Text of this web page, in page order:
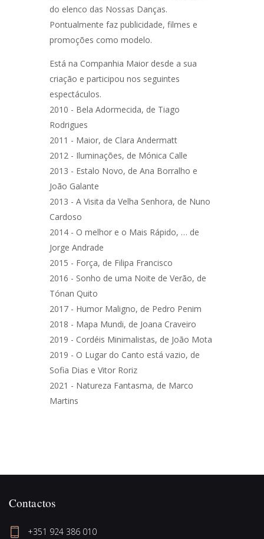
do elenco das Nossas Danças. ​
Pontualmente faz publicidade, film​e​s e
promoções como modelo.
​Está na Companhia Maior desde a sua
criação e participou nos seguintes
espectáculos.
2010 - Bela Adormecida, de Tiago
Rodrigues
2011 - Maior, de Clara Andermatt
2012 - Iluminações, de Mónica Calle
2013 - Estalo Novo, de Ana Borralho e
João Galante
2013 - A Visita da Velha Senhora, de Nuno
Cardoso
2014 - O melhor e o Mais Rápido, … de
Jorge Andrade
2015 - Força, de Filipa Francisco
2016 - Sonho de uma Noite de Verão, de
Tónan Quito
2017 - Humor Maligno, de Pedro Penim
2018 - Mapa Mundi, de Joana Craveiro
2019 - Cordéis Minimalistas, de João Mota
2019 - O Lugar do Canto está vazio, de
Sofia Dias e Vitor Roriz
2021 - Natureza Fantasma, de Marco
Martins
Contactos
+351 924 386 010